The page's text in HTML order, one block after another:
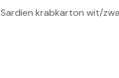
Sardien krabkarton wit/